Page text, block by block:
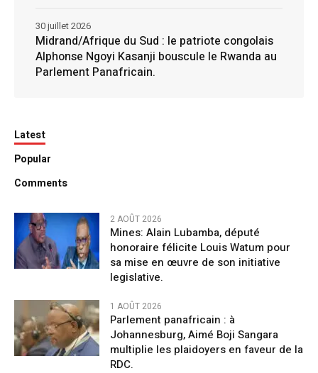
Midrand/Afrique du Sud : le patriote congolais
Alphonse Ngoyi Kasanji bouscule le Rwanda au
Parlement Panafricain.
30 juillet 2026
Latest
Popular
Comments
2 AOÛT 2026
Mines: Alain Lubamba, député
honoraire félicite Louis Watum pour
sa mise en œuvre de son initiative
legislative.
1 AOÛT 2026
Parlement panafricain : à
Johannesburg, Aimé Boji Sangara
multiplie les plaidoyers en faveur de la
RDC.